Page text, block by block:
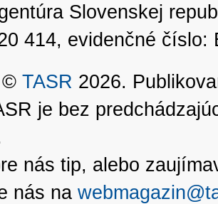
Slovenskej
414, evidenčné číslo:
© TASR 2026.
je bez
nás tip, alebo
nás na